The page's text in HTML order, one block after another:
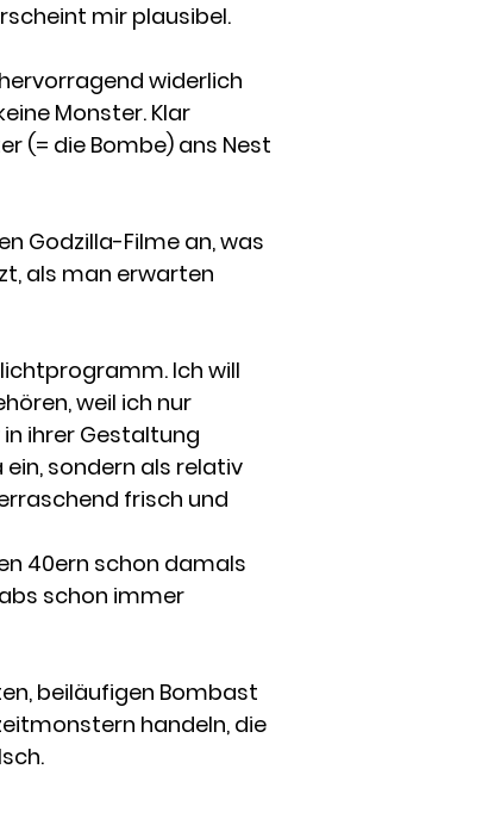
mir plausibel.
widerlich
Monster. Klar
(= die Bombe) ans Nest
Godzilla-Filme an, was
als man erwarten
Ich will
weil ich nur
ihrer Gestaltung
sondern als relativ
frisch und
40ern schon damals
schon immer
beiläufigen Bombast
handeln, die